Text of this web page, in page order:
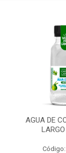
AGUA DE
Código: